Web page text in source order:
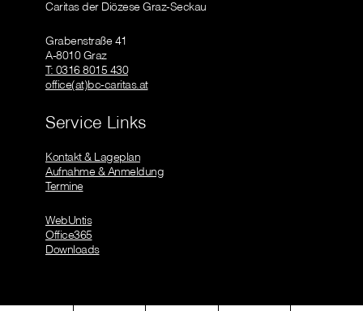
Caritas der Diözese Graz-Seckau
Grabenstraße 41
A-8010 Graz
T: 0316 8015 430
office(at)bc-caritas.at
Service Links
Kontakt & Lageplan
Aufnahme & Anmeldung
Termine
WebUntis
Office365
Downloads